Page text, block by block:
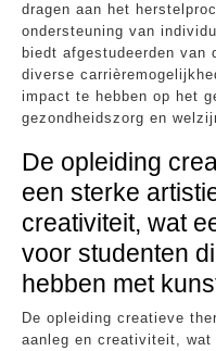
dragen aan het
ondersteuning van
biedt afgestudeerden van
diverse
impact te hebben op het
gezondheidszorg en
De opleiding
een sterke
creativiteit, wat
voor studenten
hebben met
De opleiding creatieve
aanleg en creativiteit,